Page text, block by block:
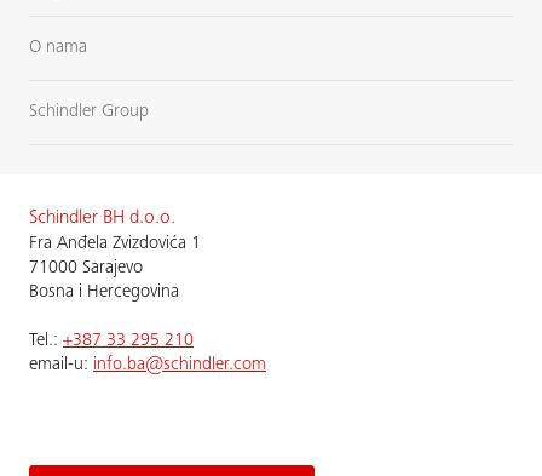
O nama
Schindler Group
Schindler BH d.o.o.
Fra Anđela Zvizdovića 1
71000 Sarajevo
Bosna i Hercegovina
Теl.: +387 33 295 210
email-u: info.ba@schindler.com